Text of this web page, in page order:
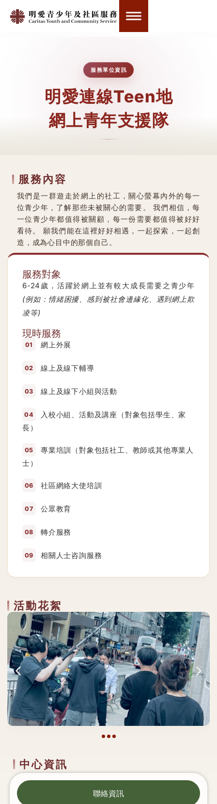
服務單位資訊
明愛連線Teen地
網上青年支援隊
服務內容
我們是一群遊走於網上的社工，關心螢幕內外的每一
位青少年，了解那些未被關心的需要。
我們相信，每
一位青少年都值得被關顧，每一份需要都值得被好好
看待。
願我們能在這裡好好相遇，一起探索，一起創
造，成為心目中的那個自己。
服務對象
6-24歲，活躍於網上並有較大成長需要之青少年
(例如：情緒困擾、感到被社會邊緣化、遇到網上欺
凌等)
現時服務
網上外展
線上及線下輔導
線上及線下小組與活動
入校小組、活動及講座（對象包括學生、家
長）
專業培訓（對象包括社工、教師或其他專業人
士）
社區網絡大使培訓
公眾教育
轉介服務
相關人士咨詢服務
活動花絮
中心資訊
聯絡資訊